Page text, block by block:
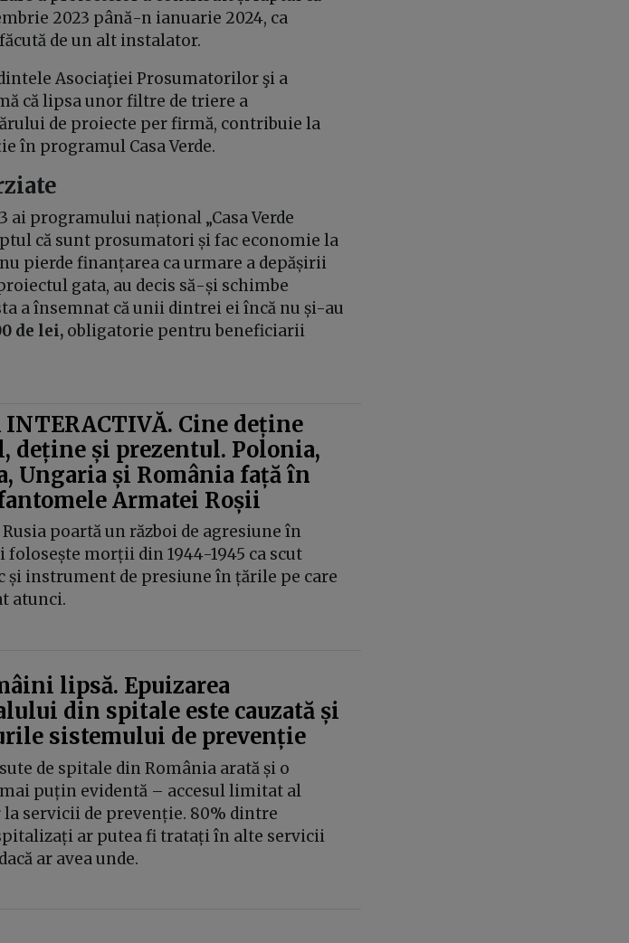
2023 până-n ianuarie 2024, ca
de un alt instalator.
Asociaţiei Prosumatorilor şi a
că lipsa unor filtre de triere a
de proiecte per firmă, contribuie la
în programul Casa Verde.
programului național „Casa Verde
că sunt prosumatori și fac economie la
pierde finanțarea ca urmare a depășirii
gata, au decis să-și schimbe
a însemnat că unii dintrei ei încă nu și-au
de lei, obligatorie pentru beneficiarii
INTERACTIVĂ. Cine deține
deține și prezentul. Polonia,
Ungaria și România față în
Armatei Roșii
poartă un război de agresiune în
folosește morții din 1944-1945 ca scut
și instrument de presiune în țările pe care
atunci.
lipsă. Epuizarea
din spitale este cauzată și
sistemului de prevenție
de spitale din România arată și o
puțin evidentă – accesul limitat al
servicii de prevenție. 80% dintre
ar putea fi tratați în alte servicii
ar avea unde.